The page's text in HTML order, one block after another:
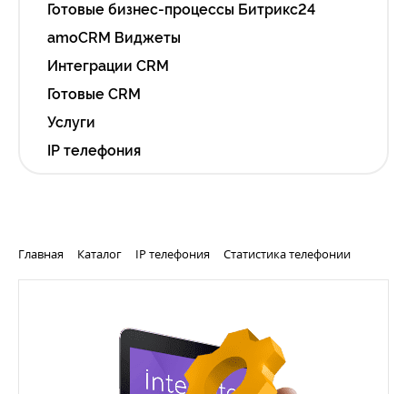
Готовые бизнес-процессы Битрикс24
amoCRM Виджеты
Интеграции CRM
Готовые CRM
Услуги
IP телефония
Главная Каталог IP телефония Статистика телефонии